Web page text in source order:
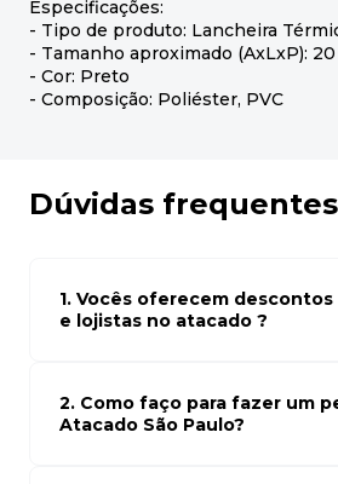
Especificações:
- Tipo de produto: Lancheira
- Tamanho aproximado (AxLxP):
- Cor: Preto
- Composição: Poliéster, PVC
Dúvidas frequentes
1. Vocês oferecem
e lojistas no atacado ?
atacado empresas e compre com os
para seu modelo de negócio
2. Como faço para fazer um
Atacado São Paulo?